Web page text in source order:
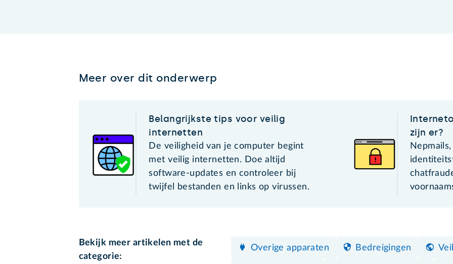
Meer over dit onderwerp
Belangrijkste tips voor veilig
internetten
De veiligheid van je computer begint
met veilig internetten. Doe altijd
software-updates en controleer bij
twijfel bestanden en links op virussen.
zijn er?
Bekijk meer artikelen met de
categorie:
Overige apparaten Bedreigingen